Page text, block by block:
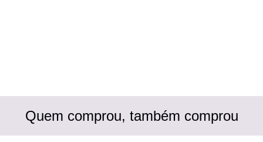
Quem comprou, também comprou